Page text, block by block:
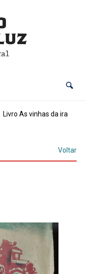
Livro As vinhas da ira
Voltar